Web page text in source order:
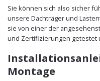
Sie können sich also sicher
unsere Dachträger und
sie von einer der
und Zertifizierungen getestet
Montage